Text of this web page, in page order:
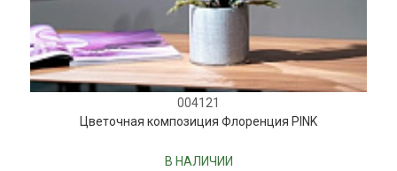
004121
Цветочная композиция Флоренция PINK
В НАЛИЧИИ